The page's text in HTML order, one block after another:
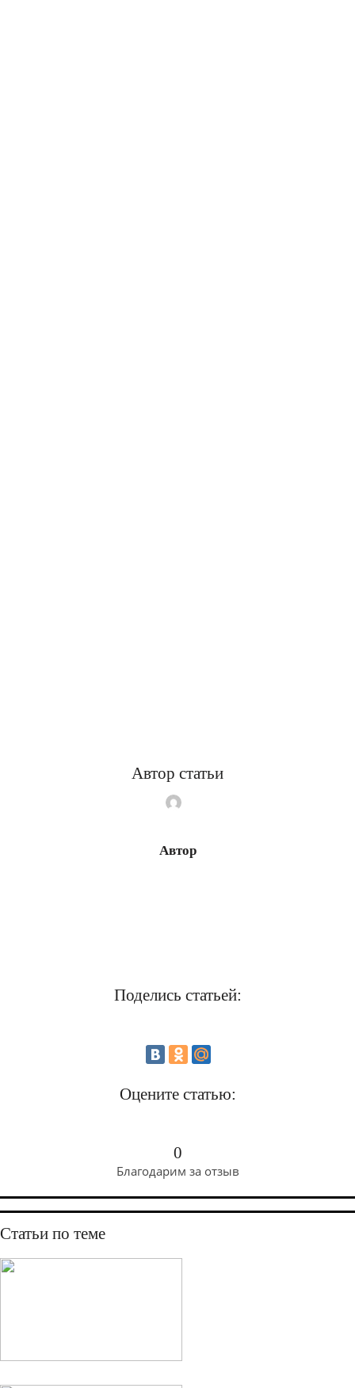
Автор статьи
Автор
Поделись статьей:
Оцените статью:
0
Благодарим за отзыв
Статьи по теме